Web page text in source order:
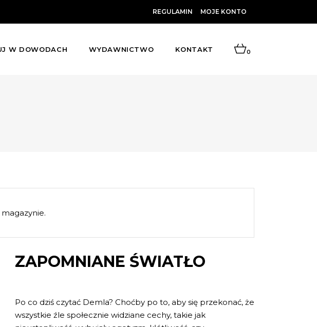
REGULAMIN MOJE KONTO
W DOWODACH WYDAWNICTWO KONTAKT 0
ZAPOMNIANE ŚWIATŁO
Po co dziś czytać Demla? Choćby po to, aby się przekonać, że
wszystkie źle społecznie widziane cechy, takie jak